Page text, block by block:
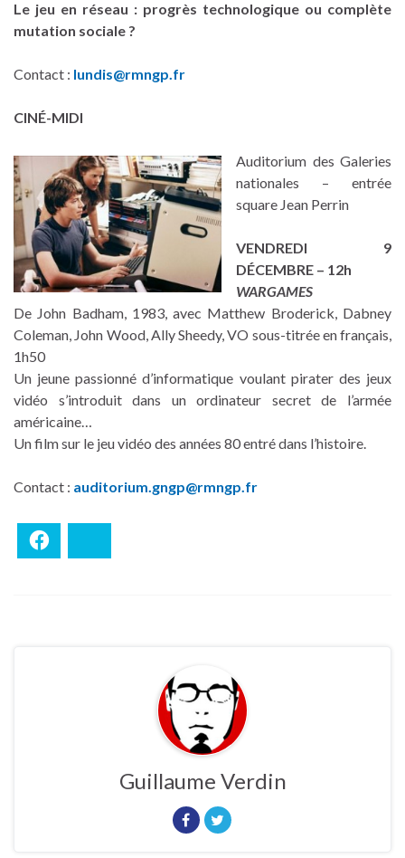
Le jeu en réseau : progrès technologique ou complète
mutation sociale ?
Contact : lundis@rmngp.fr
CINÉ-MIDI
Auditorium des Galeries
nationales – entrée
square Jean Perrin
VENDREDI 9
DÉCEMBRE – 12h
WARGAMES
De John Badham, 1983, avec Matthew Broderick, Dabney
Coleman, John Wood, Ally Sheedy, VO sous-titrée en français,
1h50
Un jeune passionné d’informatique voulant pirater des jeux
vidéo s’introduit dans un ordinateur secret de l’armée
américaine…
Un film sur le jeu vidéo des années 80 entré dans l’histoire.
Contact : auditorium.gngp@rmngp.fr
Guillaume Verdin